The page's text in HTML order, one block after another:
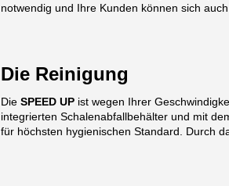
notwendig und Ihre Kunden können sich
Die Reinigung
Die SPEED UP ist wegen Ihrer
integrierten Schalenabfallbehälter und mit
für höchsten hygienischen Standard. Durch